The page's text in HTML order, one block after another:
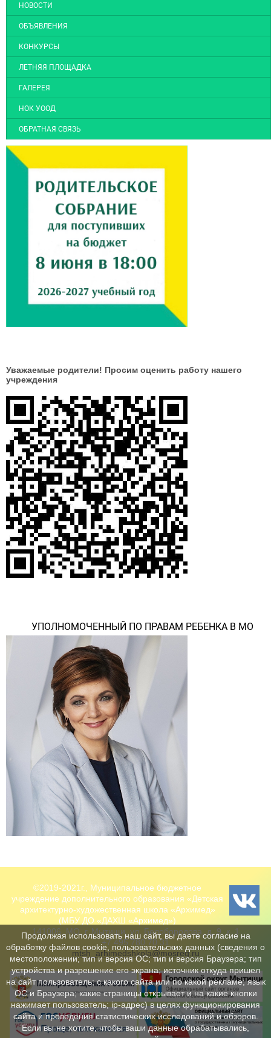
НОВОСТИ
ОБЪЯВЛЕНИЯ
КОНКУРСЫ
ЛЕТНЯЯ ПЛОЩАДКА
ГАЛЕРЕЯ
НОК УООД
ОБРАТНАЯ СВЯЗЬ
Уважаемые родители! Просим оценить работу нашего
учреждения
УПОЛНОМОЧЕННЫЙ ПО ПРАВАМ РЕБЕНКА В МО
©2019-2021г., Муниципальное бюджетное
учреждение дополнительного образования «Детская
архитектурно-художественная школа «Архимед»
(МБУ ДО «ДАХШ «Архимед»)
141006, МО, г. Мытищи, ул. Белобородова, д. 9, к. 1
+7 495 780 70 31
mtsh_arhimedshkola@mosreg.ru
Продолжая использовать наш сайт, вы даете согласие на
обработку файлов cookie, пользовательских данных (сведения о
местоположении; тип и версия ОС; тип и версия Браузера; тип
устройства и разрешение его экрана; источник откуда пришел
на сайт пользователь; с какого сайта или по какой рекламе; язык
ОС и Браузера; какие страницы открывает и на какие кнопки
нажимает пользователь; ip-адрес) в целях функционирования
сайта и проведения статистических исследований и обзоров.
Если вы не хотите, чтобы ваши данные обрабатывались,